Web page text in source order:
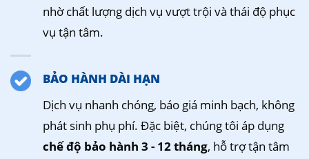
nhờ chất lượng dịch vụ vượt trội và thái độ phục
vụ tận tâm.
BẢO HÀNH DÀI HẠN
Dịch vụ nhanh chóng, báo giá minh bạch, không
phát sinh phụ phí. Đặc biệt, chúng tôi áp dụng
chế độ bảo hành 3 - 12 tháng, hỗ trợ tận tâm